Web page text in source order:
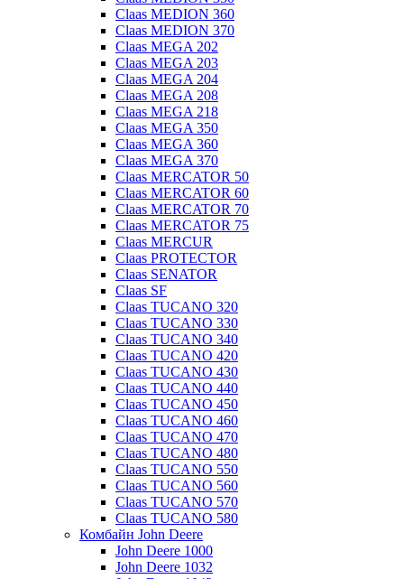
Claas MEDION 360
Claas MEDION 370
Claas MEGA 202
Claas MEGA 203
Claas MEGA 204
Claas MEGA 208
Claas MEGA 218
Claas MEGA 350
Claas MEGA 360
Claas MEGA 370
Claas MERCATOR 50
Claas MERCATOR 60
Claas MERCATOR 70
Claas MERCATOR 75
Claas MERCUR
Claas PROTECTOR
Claas SENATOR
Claas SF
Claas TUCANO 320
Claas TUCANO 330
Claas TUCANO 340
Claas TUCANO 420
Claas TUCANO 430
Claas TUCANO 440
Claas TUCANO 450
Claas TUCANO 460
Claas TUCANO 470
Claas TUCANO 480
Claas TUCANO 550
Claas TUCANO 560
Claas TUCANO 570
Claas TUCANO 580
Комбайн John Deere
John Deere 1000
John Deere 1032